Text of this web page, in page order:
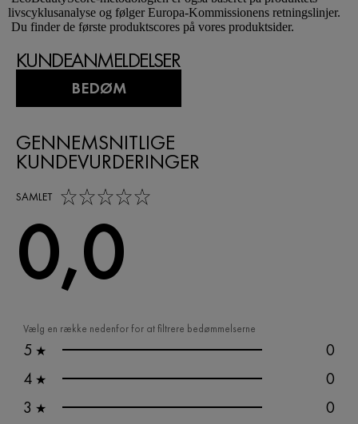
livscyklusanalyse og følger Europa-Kommissionens retningslinjer.
Du finder de første produktscores på vores produktsider.
KUNDEANMELDELSER
BEDØM
Vælg en række nedenfor for at filtrere bedømmelserne
5 ★
0
4 ★
0
3 ★
0
GENNEMSNITLIGE
KUNDEVURDERINGER
SAMLET
0,0 out of 5 stars
0,0